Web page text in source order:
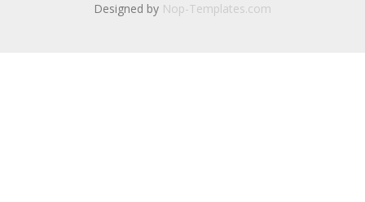
Designed by Nop-Templates.com